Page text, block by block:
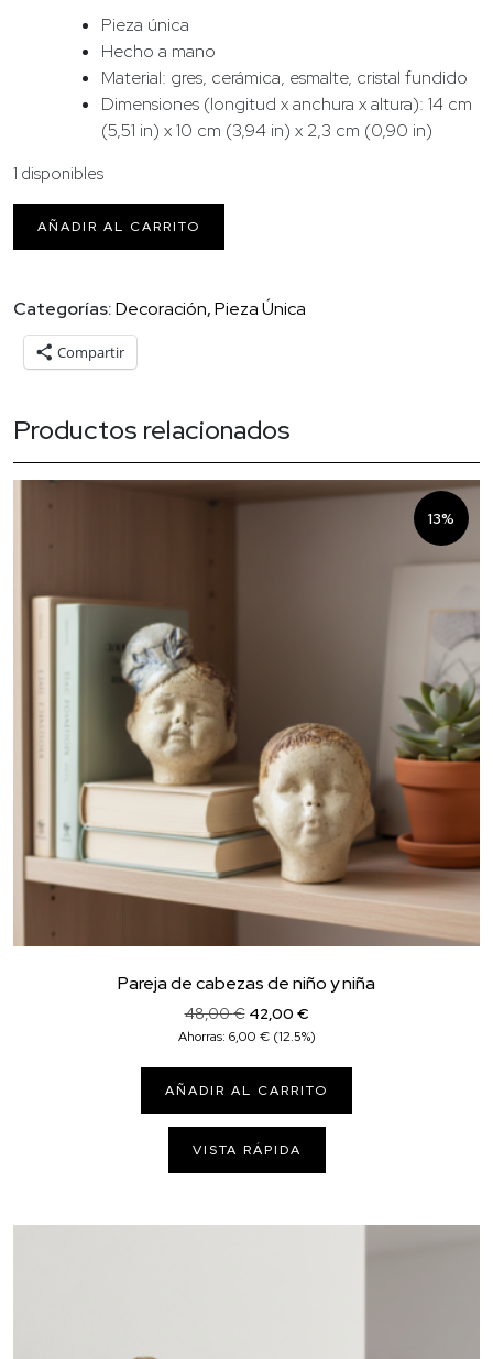
Pieza única
Hecho a mano
Material: gres, cerámica, esmalte, cristal fundido
Dimensiones (longitud x anchura x altura): 14 cm
(5,51 in) x 10 cm (3,94 in) x 2,3 cm (0,90 in)
1 disponibles
Jabonera
porcelana
cantidad
AÑADIR AL CARRITO
Categorías:Decoración,Pieza Única
Compartir
Productos relacionados
13%
Pareja de cabezas de niño y niña
48,00€ El
precio
48,00 €.
42,00 €El
precio
42,00 €.
Ahorras: 6,00 € (12.5%)
AÑADIR AL CARRITO
VISTA RÁPIDA